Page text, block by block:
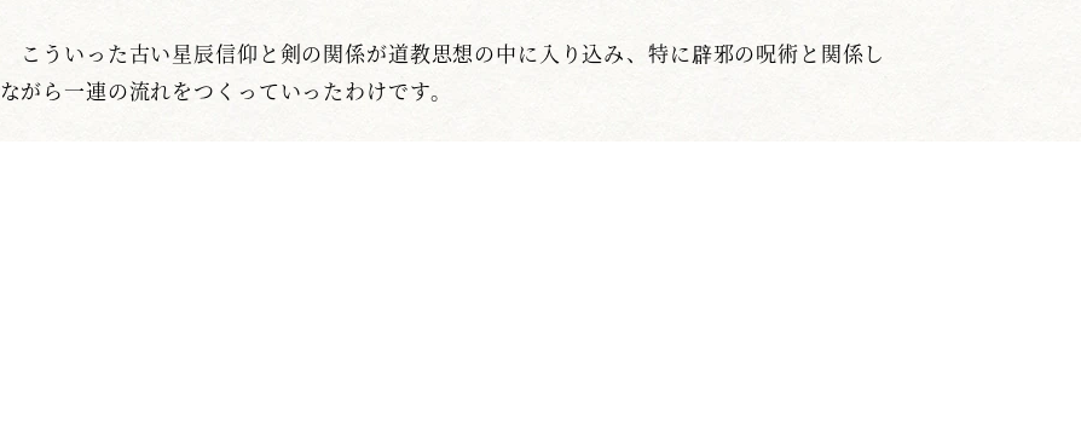
こういった古い星辰信仰と剣の関係が道教思想の中に入り込み、特に辟邪の呪術と関係し
ながら一連の流れをつくっていったわけです。